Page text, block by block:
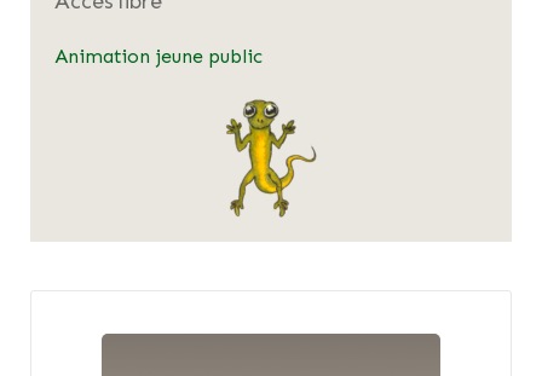
Animation jeune public